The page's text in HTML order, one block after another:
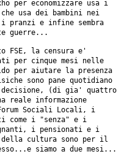
per economizzare usa i
che usa dei bambini nei
i pranzi e infine sembra
guerre...
FSE, la censura e'
per cinque mesi nelle
per aiutare la presenza
sono pane quotidiano
decisione, (di gia' quattro
reale informazione
Sociali Locali, i
i "senza" e i
i pensionati e i
cultura sono per il
siamo a due mesi...